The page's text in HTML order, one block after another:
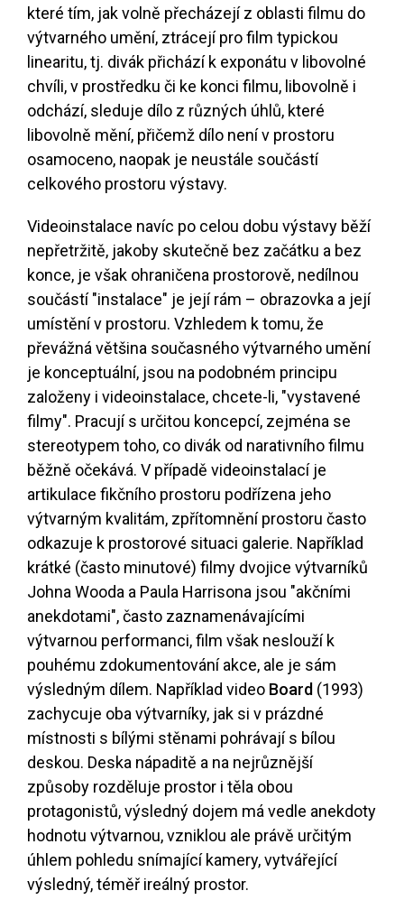
které tím, jak volně přecházejí z oblasti filmu do
výtvarného umění, ztrácejí pro film typickou
linearitu, tj. divák přichází k exponátu v libovolné
chvíli, v prostředku či ke konci filmu, libovolně i
odchází, sleduje dílo z různých úhlů, které
libovolně mění, přičemž dílo není v prostoru
osamoceno, naopak je neustále součástí
celkového prostoru výstavy.
Videoinstalace navíc po celou dobu výstavy běží
nepřetržitě, jakoby skutečně bez začátku a bez
konce, je však ohraničena prostorově, nedílnou
součástí "instalace" je její rám – obrazovka a její
umístění v prostoru. Vzhledem k tomu, že
převážná většina současného výtvarného umění
je konceptuální, jsou na podobném principu
založeny i videoinstalace, chcete-li, "vystavené
filmy". Pracují s určitou koncepcí, zejména se
stereotypem toho, co divák od narativního filmu
běžně očekává. V případě videoinstalací je
artikulace fikčního prostoru podřízena jeho
výtvarným kvalitám, zpřítomnění prostoru často
odkazuje k prostorové situaci galerie. Například
krátké (často minutové) filmy dvojice výtvarníků
Johna Wooda a Paula Harrisona jsou "akčními
anekdotami", často zaznamenávajícími
výtvarnou performanci, film však neslouží k
pouhému zdokumentování akce, ale je sám
výsledným dílem. Například video Board (1993)
zachycuje oba výtvarníky, jak si v prázdné
místnosti s bílými stěnami pohrávají s bílou
deskou. Deska nápaditě a na nejrůznější
způsoby rozděluje prostor i těla obou
protagonistů, výsledný dojem má vedle anekdoty
hodnotu výtvarnou, vzniklou ale právě určitým
úhlem pohledu snímající kamery, vytvářející
výsledný, téměř ireálný prostor.